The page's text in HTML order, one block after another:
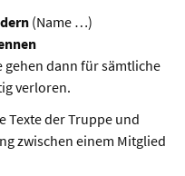
(Name …)
gehen dann für sämtliche
verloren.
Texte der Truppe und
zwischen einem Mitglied